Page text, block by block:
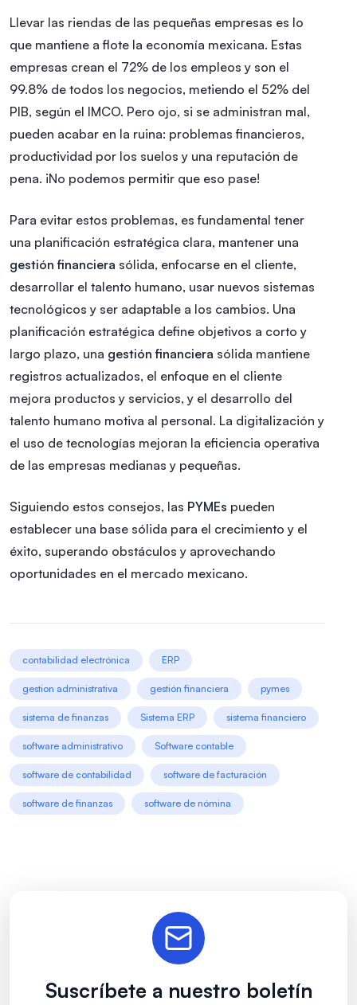
Llevar las riendas de las pequeñas empresas es lo
que mantiene a flote la economía mexicana. Estas
empresas crean el 72% de los empleos y son el
99.8% de todos los negocios, metiendo el 52% del
PIB, según el IMCO. Pero ojo, si se administran mal,
pueden acabar en la ruina: problemas financieros,
productividad por los suelos y una reputación de
pena. ¡No podemos permitir que eso pase!
Para evitar estos problemas, es fundamental tener
una planificación estratégica clara, mantener una
gestión financiera sólida, enfocarse en el cliente,
desarrollar el talento humano, usar nuevos sistemas
tecnológicos y ser adaptable a los cambios. Una
planificación estratégica define objetivos a corto y
largo plazo, una gestión financiera sólida mantiene
registros actualizados, el enfoque en el cliente
mejora productos y servicios, y el desarrollo del
talento humano motiva al personal. La digitalización y
el uso de tecnologías mejoran la eficiencia operativa
de las empresas medianas y pequeñas.
Siguiendo estos consejos, las PYMEs pueden
establecer una base sólida para el crecimiento y el
éxito, superando obstáculos y aprovechando
oportunidades en el mercado mexicano.
contabilidad electrónica ERP
gestion administrativa gestión financiera pymes
sistema de finanzas Sistema ERP sistema financiero
software administrativo Software contable
software de contabilidad software de facturación
software de finanzas software de nómina
Suscríbete a nuestro boletín